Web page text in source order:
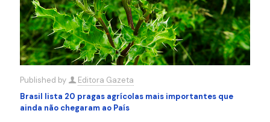
Published by
Editora Gazeta
Brasil lista 20 pragas agrícolas mais importantes que
ainda não chegaram ao País